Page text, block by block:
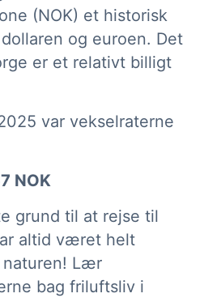
(NOK) et historisk
og euroen. Det
er et relativt billigt
var vekselraterne
NOK
grund til at rejse til
altid været helt
naturen! Lær
bag friluftsliv i